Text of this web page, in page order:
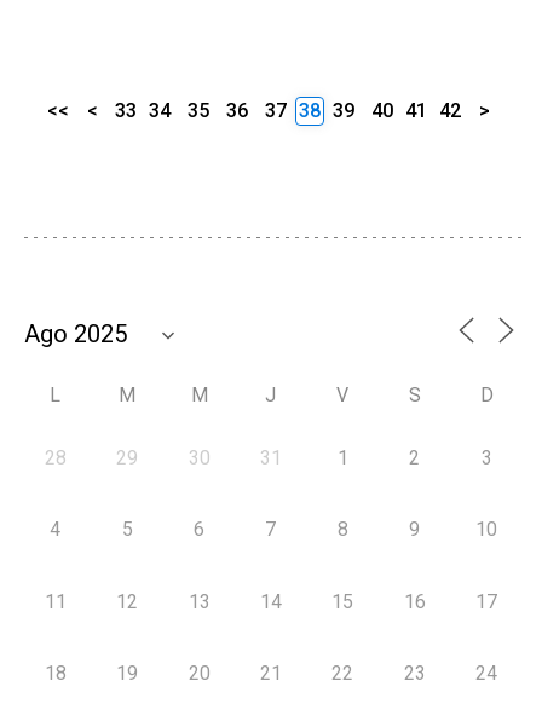
<< < 33 34 35 36 37 38 39 40 41 42 >
L M M J V S D
28 29 30 31 1 2 3
4 5 6 7 8 9 10
11 12 13 14 15 16 17
18 19 20 21 22 23 24